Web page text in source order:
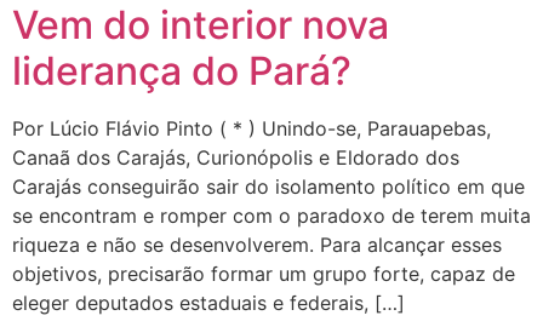
Vem do interior nova
liderança do Pará?
Por Lúcio Flávio Pinto ( * ) Unindo-se, Parauapebas,
Canaã dos Carajás, Curionópolis e Eldorado dos
Carajás conseguirão sair do isolamento político em que
se encontram e romper com o paradoxo de terem muita
riqueza e não se desenvolverem. Para alcançar esses
objetivos, precisarão formar um grupo forte, capaz de
eleger deputados estaduais e federais, […]